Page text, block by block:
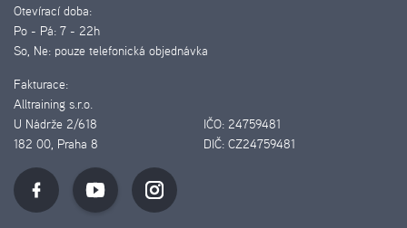
Otevírací doba:
Po - Pá: 7 - 22h
So, Ne: pouze telefonická objednávka
Fakturace:
Alltraining s.r.o.
U Nádrže 2/618
IČO: 24759481
182 00, Praha 8
DIČ: CZ24759481